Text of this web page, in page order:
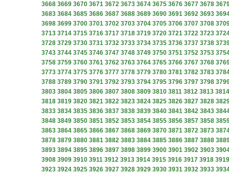
3668 3669 3670 3671 3672 3673 3674 3675 3676 3677 3678
3683 3684 3685 3686 3687 3688 3689 3690 3691 3692 3693
3698 3699 3700 3701 3702 3703 3704 3705 3706 3707 3708
3713 3714 3715 3716 3717 3718 3719 3720 3721 3722 3723
3728 3729 3730 3731 3732 3733 3734 3735 3736 3737 3738
3743 3744 3745 3746 3747 3748 3749 3750 3751 3752 3753
3758 3759 3760 3761 3762 3763 3764 3765 3766 3767 3768
3773 3774 3775 3776 3777 3778 3779 3780 3781 3782 3783
3788 3789 3790 3791 3792 3793 3794 3795 3796 3797 3798
3803 3804 3805 3806 3807 3808 3809 3810 3811 3812 3813 3814
3818 3819 3820 3821 3822 3823 3824 3825 3826 3827 3828
3833 3834 3835 3836 3837 3838 3839 3840 3841 3842 3843
3848 3849 3850 3851 3852 3853 3854 3855 3856 3857 3858
3863 3864 3865 3866 3867 3868 3869 3870 3871 3872 3873
3878 3879 3880 3881 3882 3883 3884 3885 3886 3887 3888
3893 3894 3895 3896 3897 3898 3899 3900 3901 3902 3903
3908 3909 3910 3911 3912 3913 3914 3915 3916 3917 3918 3919
3923 3924 3925 3926 3927 3928 3929 3930 3931 3932 3933